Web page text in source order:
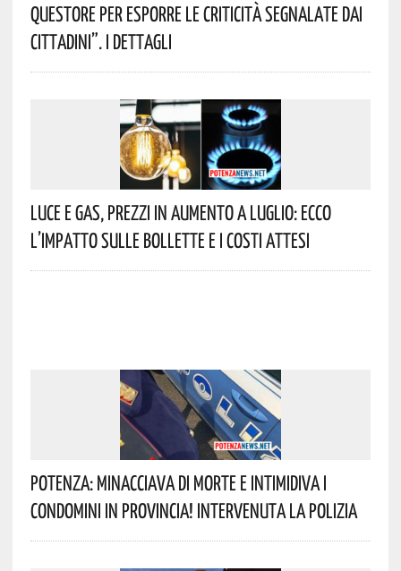
Questore Per Esporre Le Criticità Segnalate Dai
Cittadini”. I Dettagli
Luce E Gas, Prezzi In Aumento A Luglio: Ecco
L’impatto Sulle Bollette E I Costi Attesi
Potenza: Minacciava Di Morte E Intimidiva I
Condomini In Provincia! Intervenuta La Polizia